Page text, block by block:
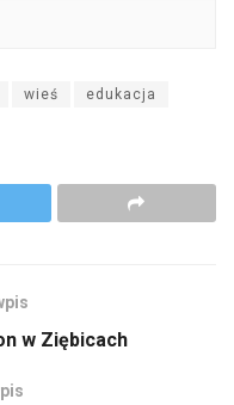
wieś edukacja
w Ziębicach